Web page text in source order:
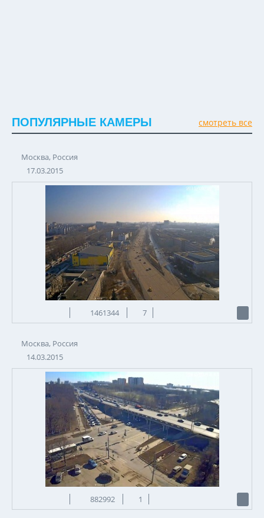
ПОПУЛЯРНЫЕ КАМЕРЫ смотреть все
Москва, Россия
17.03.2015
1461344 7
Москва, Россия
14.03.2015
882992 1